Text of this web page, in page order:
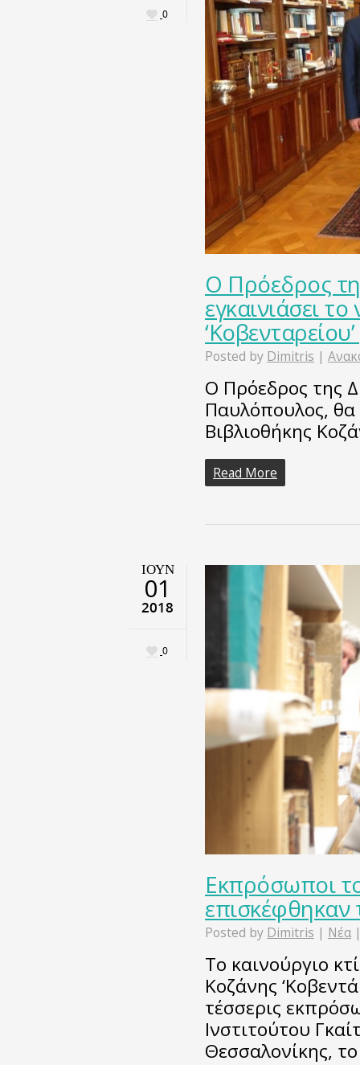
0
Ο Πρόεδρος
εγκαινιάσει το
Posted by Dimitris |
Ο Πρόεδρος της
Παυλόπουλος, θα
Βιβλιοθήκης
Read More
ΙΟΎΝ
01
2018
0
Εκπρόσωποι
επισκέφθηκαν
Posted by Dimitris | Νέα
Το καινούργιο
Κοζάνης
τέσσερις
Ινστιτούτου
Θεσσαλονίκης,